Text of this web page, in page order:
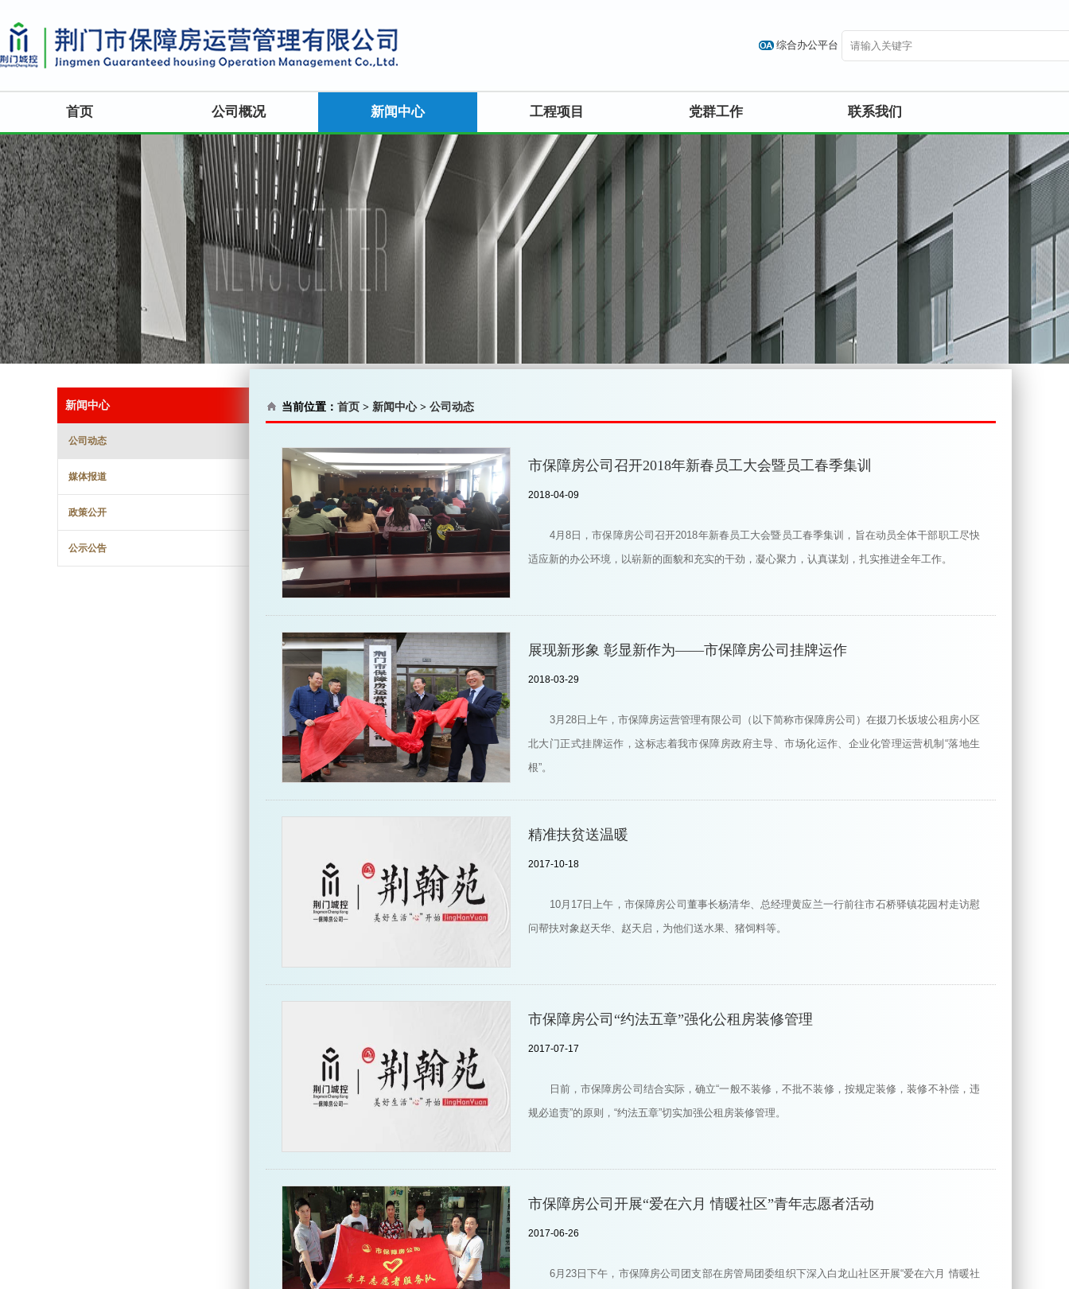
综合办公平台
首页 公司概况 新闻中心 工程项目 党群工作 联系我们
新闻中心
公司动态
媒体报道
政策公开
公示公告
当前位置： 首页 > 新闻中心> 公司动态
市保障房公司召开2018年新春员工大会暨员工春季集训
2018-04-09
4月8日，市保障房公司召开2018年新春员工大会暨员工春季集训，旨在动员全体干部职工尽快
适应新的办公环境，以崭新的面貌和充实的干劲，凝心聚力，认真谋划，扎实推进全年工作。
展现新形象 彰显新作为——市保障房公司挂牌运作
2018-03-29
3月28日上午，市保障房运营管理有限公司（以下简称市保障房公司）在掇刀长坂坡公租房小区
北大门正式挂牌运作，这标志着我市保障房政府主导、市场化运作、企业化管理运营机制“落地生
根”。
精准扶贫送温暖
2017-10-18
10月17日上午，市保障房公司董事长杨清华、总经理黄应兰一行前往市石桥驿镇花园村走访慰
问帮扶对象赵天华、赵天启，为他们送水果、猪饲料等。
市保障房公司“约法五章”强化公租房装修管理
2017-07-17
日前，市保障房公司结合实际，确立“一般不装修，不批不装修，按规定装修，装修不补偿，违
规必追责”的原则，“约法五章”切实加强公租房装修管理。
市保障房公司开展“爱在六月 情暖社区”青年志愿者活动
2017-06-26
6月23日下午，市保障房公司团支部在房管局团委组织下深入白龙山社区开展“爱在六月 情暖社